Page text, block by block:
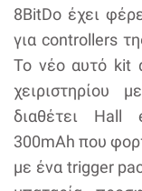
8BitDo έχει
για controllers
Το νέο αυτό kit
χειριστηρίου
διαθέτει Hall
300mAh που
με ένα trigger